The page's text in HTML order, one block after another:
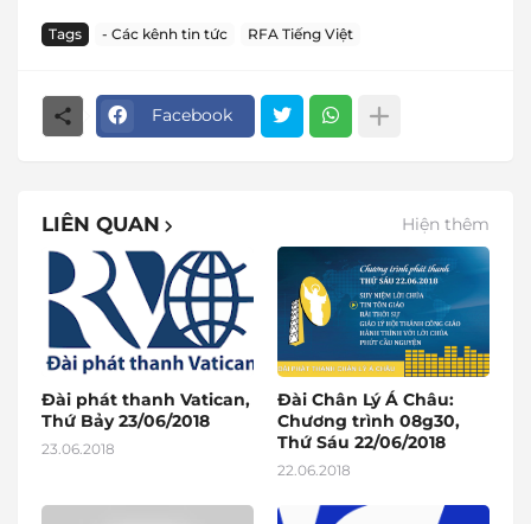
Tags - Các kênh tin tức RFA Tiếng Việt
Facebook
LIÊN QUAN Hiện thêm
Đài phát thanh Vatican,
Thứ Bảy 23/06/2018
23.06.2018
Đài Chân Lý Á Châu:
Chương trình 08g30,
Thứ Sáu 22/06/2018
22.06.2018